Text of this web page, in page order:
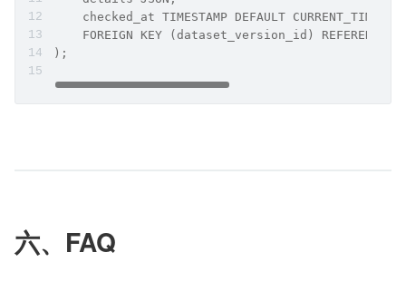
checked_at TIMESTAMP DEFAULT
FOREIGN KEY (dataset_version_id) REFERENCES
);
六、FAQ